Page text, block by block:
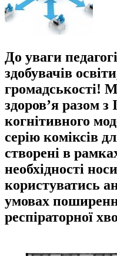
До уваги
здобувачів
громадськості!
здоров’я разом з
когнітивного
серію коміксів
створені в
необхідності
користуватись
умовах
респіраторної